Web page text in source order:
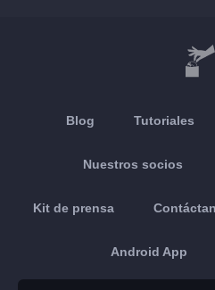
Blog Tutoriales
Nuestros socios
Kit de prensa
Android App